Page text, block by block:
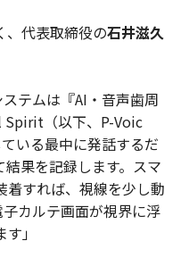
、代表取締役の石井滋久
テムは『AI・音声歯周
Spirit（以下、P-Voic
いる最中に発話するだ
果を記録します。スマ
着すれば、視線を少し動
カルテ画面が視界に浮
」